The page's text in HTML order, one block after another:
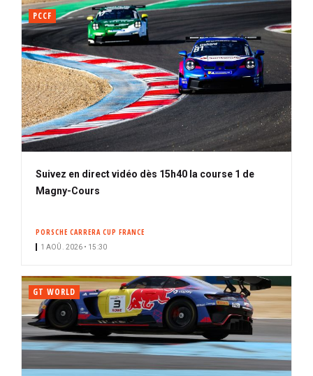
PCCF
Suivez en direct vidéo dès 15h40 la course 1 de
Magny-Cours
PORSCHE CARRERA CUP FRANCE
1 AOÛ. 2026 • 15:30
GT WORLD